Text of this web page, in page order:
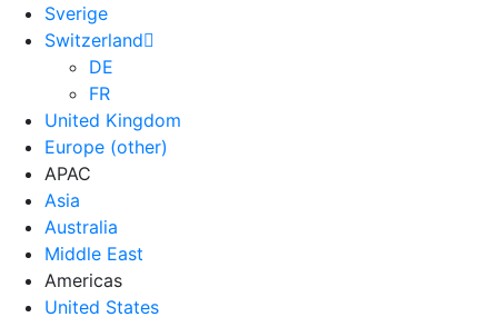
Sverige
Switzerland
DE
FR
United Kingdom
Europe (other)
APAC
Asia
Australia
Middle East
Americas
United States